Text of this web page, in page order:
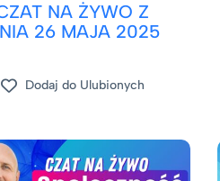
NA ŻYWO Z
26 MAJA 2025
Dodaj do Ulubionych